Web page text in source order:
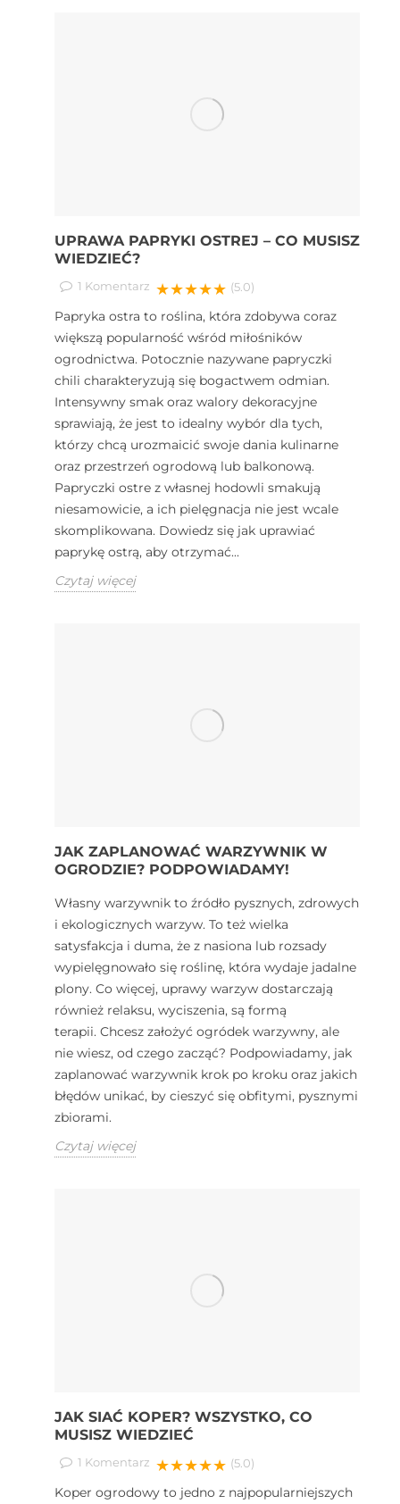
UPRAWA PAPRYKI OSTREJ – CO MUSISZ
WIEDZIEĆ?
1 Komentarz ★★★★★ (5.0)
Papryka ostra to roślina, która zdobywa coraz
większą popularność wśród miłośników
ogrodnictwa. Potocznie nazywane papryczki
chili charakteryzują się bogactwem odmian.
Intensywny smak oraz walory dekoracyjne
sprawiają, że jest to idealny wybór dla tych,
którzy chcą urozmaicić swoje dania kulinarne
oraz przestrzeń ogrodową lub balkonową.
Papryczki ostre z własnej hodowli smakują
niesamowicie, a ich pielęgnacja nie jest wcale
skomplikowana. Dowiedz się jak uprawiać
paprykę ostrą, aby otrzymać...
Czytaj więcej
JAK ZAPLANOWAĆ WARZYWNIK W
OGRODZIE? PODPOWIADAMY!
Własny warzywnik to źródło pysznych, zdrowych
i ekologicznych warzyw. To też wielka
satysfakcja i duma, że z nasiona lub rozsady
wypielęgnowało się roślinę, która wydaje jadalne
plony. Co więcej, uprawy warzyw dostarczają
również relaksu, wyciszenia, są formą
terapii. Chcesz założyć ogródek warzywny, ale
nie wiesz, od czego zacząć? Podpowiadamy, jak
zaplanować warzywnik krok po kroku oraz jakich
błędów unikać, by cieszyć się obfitymi, pysznymi
zbiorami.
Czytaj więcej
JAK SIAĆ KOPER? WSZYSTKO, CO
MUSISZ WIEDZIEĆ
1 Komentarz ★★★★★ (5.0)
Koper ogrodowy to jedno z najpopularniejszych